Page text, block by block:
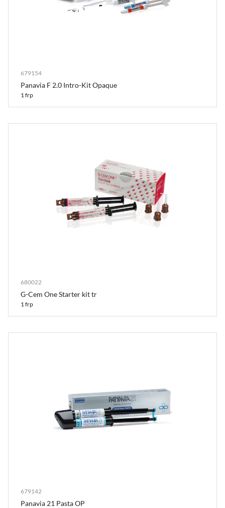
679154
Panavia F 2.0 Intro-Kit Opaque
1 frp
680022
G-Cem One Starter kit tr
1 frp
679142
Panavia 21 Pasta OP